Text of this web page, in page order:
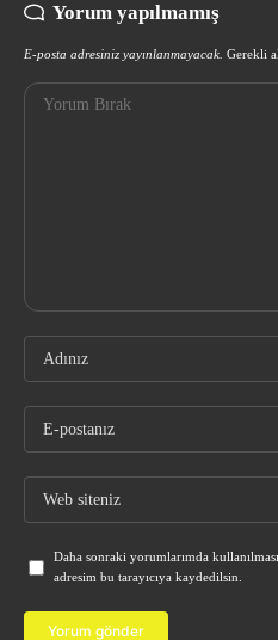
Yorum yapılmamış
E-posta adresiniz yayınlanmayacak. Gerekli
Daha sonraki yorumlarımda
adresim bu tarayıcıya kaydedilsin.